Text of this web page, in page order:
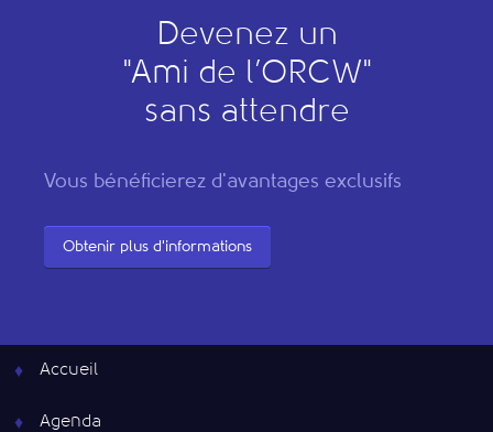
Devenez un
"Ami de l’ORCW"
sans attendre
Vous bénéficierez d'avantages exclusifs
Obtenir plus d'informations
Accueil
Agenda